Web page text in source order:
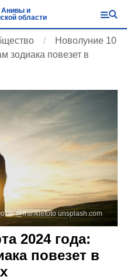
Анивы и
области
Новолуние 10
зодиака повезет в
@frankiefoto unsplash.com
2024 года:
повезет в